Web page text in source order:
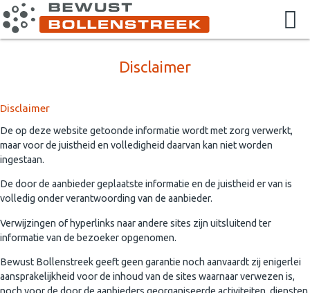
Disclaimer
Disclaimer
De op deze website getoonde informatie wordt met zorg verwerkt,
maar voor de juistheid en volledigheid daarvan kan niet worden
ingestaan.
De door de aanbieder geplaatste informatie en de juistheid er van is
volledig onder verantwoording van de aanbieder.
Verwijzingen of hyperlinks naar andere sites zijn uitsluitend ter
informatie van de bezoeker opgenomen.
Bewust Bollenstreek geeft geen garantie noch aanvaardt zij enigerlei
aansprakelijkheid voor de inhoud van de sites waarnaar verwezen is,